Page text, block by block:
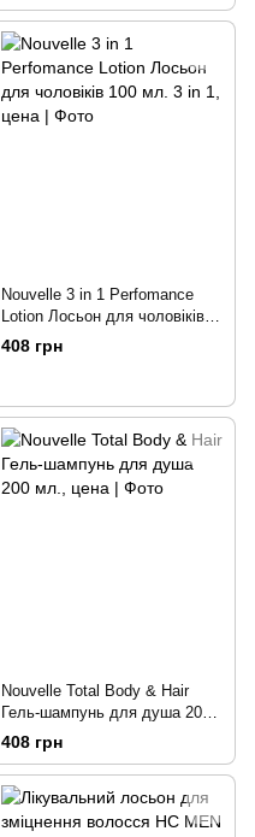
Nouvelle 3 in 1 Perfomance
Lotion Лосьон для чоловіків
100 мл. 3 in 1
408 грн
Nouvelle Total Body & Hair
Гель-шампунь для душа 200
мл.
408 грн